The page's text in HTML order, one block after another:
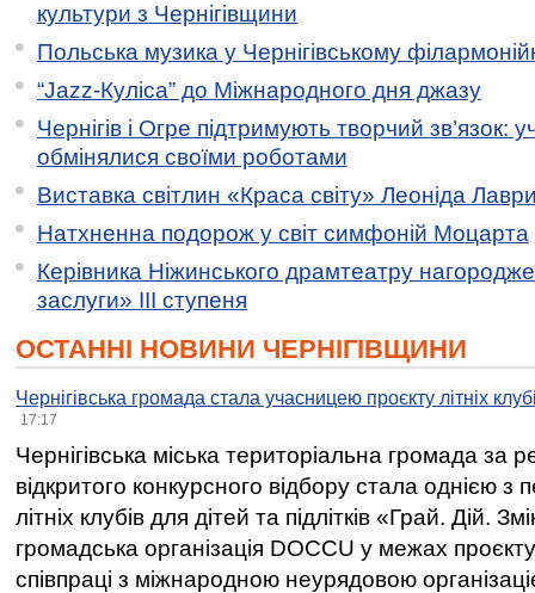
культури з Чернігівщини
Польська музика у Чернігівському
“Jazz-Куліса” до Міжнародного дня джазу
Чернігів і Огре підтримують творчий зв’язок:
обмінялися своїми роботами
Виставка світлин «Краса світу» Леоніда
Натхненна подорож у світ симфоній Моцарта
Керівника Ніжинського драмтеатру
заслуги» ІІІ ступеня
ОСТАННІ НОВИНИ ЧЕРНІГІВЩИНИ
Чернігівська громада стала учасницею проєкту літніх
17:17
Чернігівська міська територіальна громада за
відкритого конкурсного відбору стала однією
літніх клубів для дітей та підлітків «Грай. Дій.
громадська організація DOCCU у межах
співпраці з міжнародною неурядовою